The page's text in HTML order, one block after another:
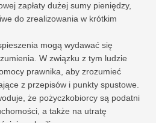
zapłaty dużej sumy pieniędzy,
do zrealizowania w krótkim
mogą wydawać się
W związku z tym ludzie
prawnika, aby zrozumieć
z przepisów i punkty spustowe.
że pożyczkobiorcy są podatni
a także na utratę